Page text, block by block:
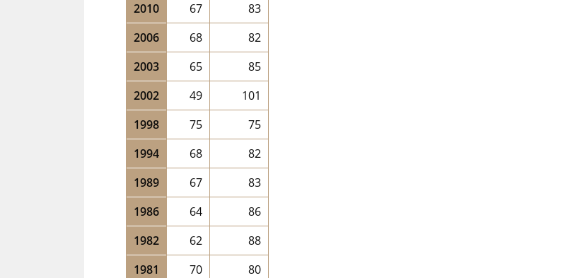
2010
67
83
2006
68
82
2003
65
85
2002
49
101
1998
75
75
1994
68
82
1989
67
83
1986
64
86
1982
62
88
1981
70
80